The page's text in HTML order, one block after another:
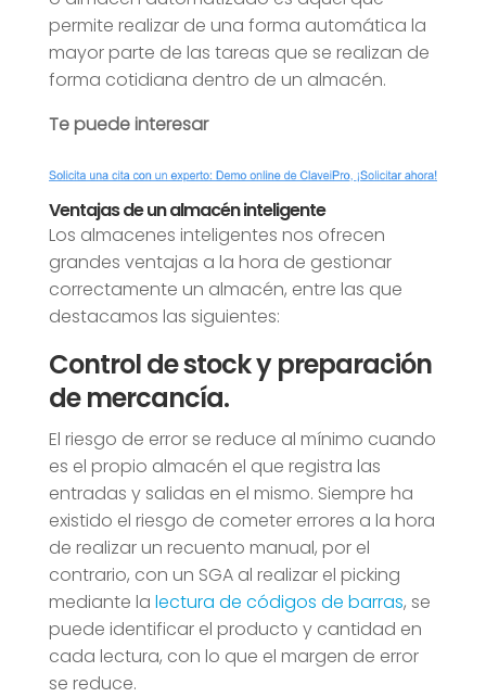
permite realizar de una forma automática la
mayor parte de las tareas que se realizan de
forma cotidiana dentro de un almacén.
Te puede interesar
Ventajas de un almacén inteligente
Los almacenes inteligentes nos ofrecen
grandes ventajas a la hora de gestionar
correctamente un almacén, entre las que
destacamos las siguientes:
Control de stock y preparación
de mercancía.
El riesgo de error se reduce al mínimo cuando
es el propio almacén el que registra las
entradas y salidas en el mismo. Siempre ha
existido el riesgo de cometer errores a la hora
de realizar un recuento manual, por el
contrario, con un SGA al realizar el picking
mediante la lectura de códigos de barras, se
puede identificar el producto y cantidad en
cada lectura, con lo que el margen de error
se reduce.